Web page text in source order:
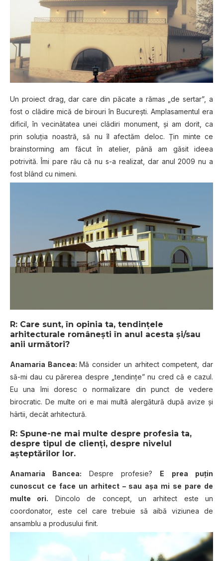
Un proiect drag, dar care din păcate a rămas „de sertar”, a
fost o clădire mică de birouri în București. Amplasamentul era
dificil, în vecinătatea unei clădiri monument, și am dorit, ca
prin soluția noastră, să nu îl afectăm deloc. Țin minte ce
brainstorming am făcut în atelier, până am găsit ideea
potrivită. Îmi pare rău că nu s-a realizat, dar anul 2009 nu a
fost blând cu nimeni.
R: Care sunt, în opinia ta, tendințele
arhitecturale românești în anul acesta și/sau
anii următori?
Anamaria Bancea:Mă consider un arhitect competent, dar
să-mi dau cu părerea despre „tendințe” nu cred că e cazul.
Eu una îmi doresc o normalizare din punct de vedere
birocratic. De multe ori e mai multă alergătură după avize și
hârtii, decât arhitectură.
R: Spune-ne mai multe despre profesia ta,
despre tipul de clienți, despre nivelul
așteptărilor lor.
Anamaria Bancea: Despre profesie? E prea puțin
cunoscut ce face un arhitect – sau așa mi se pare de
multe ori. Dincolo de concept, un arhitect este un
coordonator, este cel care trebuie să aibă viziunea de
ansamblu a produsului finit.